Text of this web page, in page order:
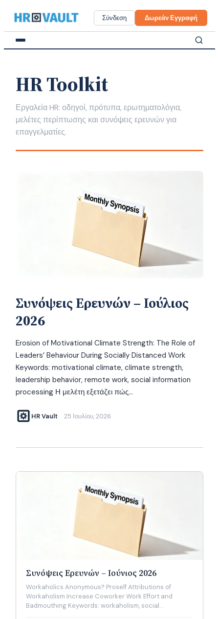
content
Σύνδεση Δωρεάν Εγγραφή
HR Toolkit
Εργαλεία HR: οδηγοί, πρότυπα, ερωτηματολόγια,
μελέτες περίπτωσης και συνόψεις ερευνών για
επαγγελματίες.
Συνόψεις Ερευνών – Ιούλιος
2026
Erosion of Motivational Climate Strength: The Role of
Leaders’ Behaviour During Socially Distanced Work
Keywords: motivational climate, climate strength,
leadership behavior, remote work, social information
processing Η μελέτη εξετάζει πώς…
HR Vault 25 Ιουλίου, 2026
Συνόψεις Ερευνών – Ιούνιος 2026
Workaholics Anonymous? Proself Attributions of
Workaholism Increase Coworker Work Effort and
Badmouthing Keywords: workaholism, social…